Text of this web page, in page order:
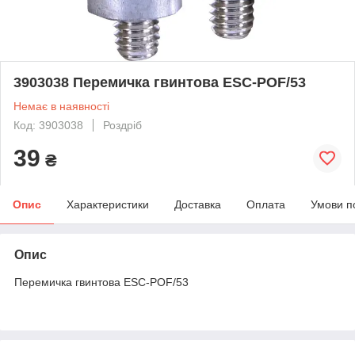
3903038 Перемичка гвинтова ESC-POF/53
Немає в наявності
Код: 3903038
Роздріб
39 ₴
Опис Характеристики Доставка Оплата Умови
Опис
Перемичка гвинтова ESC-POF/53